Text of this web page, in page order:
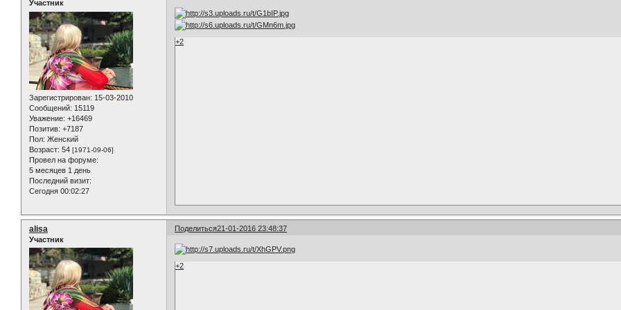
Участник
Зарегистрирован: 15-03-2010
Сообщений: 15119
Уважение: +16469
Позитив: +7187
Пол: Женский
Возраст: 54 [1971-09-06]
Провел на форуме:
5 месяцев 1 день
Последний визит:
Сегодня 00:02:27
+2
Поделиться21-01-2016 23:48:37
alisa
Участник
+2